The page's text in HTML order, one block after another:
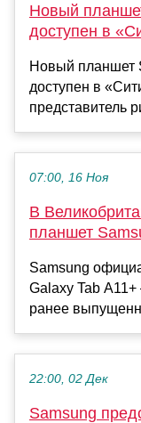
Новый
доступен в
Новый планшет
доступен в
представитель
07:00, 16 Ноя
В
планшет
Samsung
Galaxy Tab
ранее
22:00, 02 Дек
Samsung